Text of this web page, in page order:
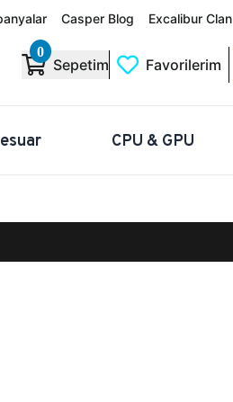
Casper Blog Excalibur Clan
0
Sepetim Favorilerim
CPU & GPU